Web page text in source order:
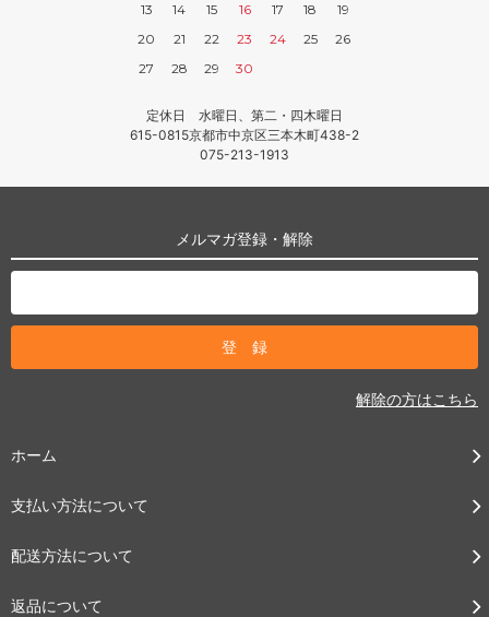
13
14 15 16 17 18
19
20
21 22 23 24 25
26
27
28 29 30
定休日 水曜日、第二・四木曜日
615-0815京都市中京区三本木町438-2
075-213-1913
メルマガ登録・解除
解除の方はこちら
ホーム
支払い方法について
配送方法について
返品について